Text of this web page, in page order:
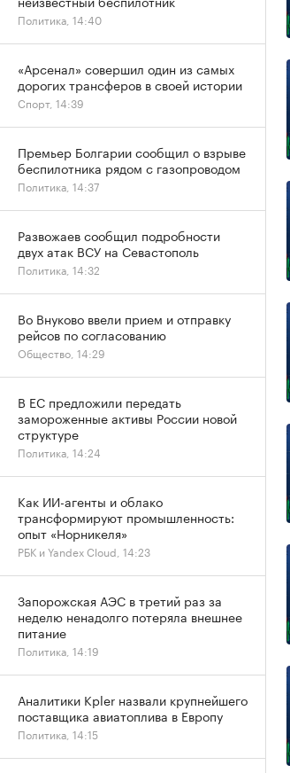
Политика, 14:40
«Арсенал» совершил один из самых
дорогих трансферов в своей истории
Спорт, 14:39
Премьер Болгарии сообщил о взрыве
беспилотника рядом с газопроводом
Политика, 14:37
Развожаев сообщил подробности
двух атак ВСУ на Севастополь
Политика, 14:32
Во Внуково ввели прием и отправку
рейсов по согласованию
Общество, 14:29
В ЕС предложили передать
замороженные активы России новой
структуре
Политика, 14:24
Как ИИ-агенты и облако
трансформируют промышленность:
опыт «Норникеля»
РБК и Yandex Cloud, 14:23
Запорожская АЭС в третий раз за
неделю ненадолго потеряла внешнее
питание
Политика, 14:19
Аналитики Kpler назвали крупнейшего
поставщика авиатоплива в Европу
Политика, 14:15